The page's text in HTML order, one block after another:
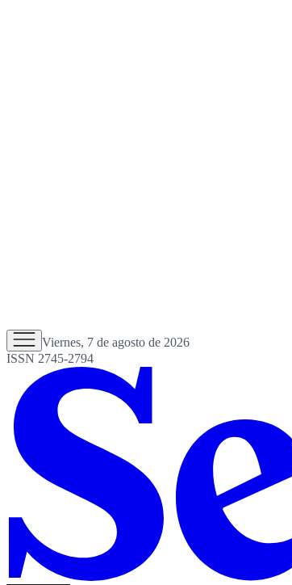
Viernes, 7 de agosto de 2026
ISSN 2745-2794